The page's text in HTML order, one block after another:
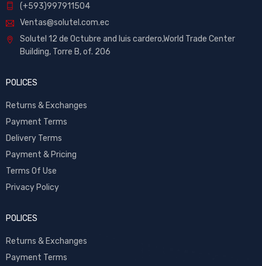
(+593)997911504
Ventas@solutel.com.ec
Solutel 12 de Octubre and luis cardero,World Trade Center
Building, Torre B, of. 206
POLICES
Returns & Exchanges
Payment Terms
Delivery Terms
Payment & Pricing
Terms Of Use
Privacy Policy
POLICES
Returns & Exchanges
Payment Terms